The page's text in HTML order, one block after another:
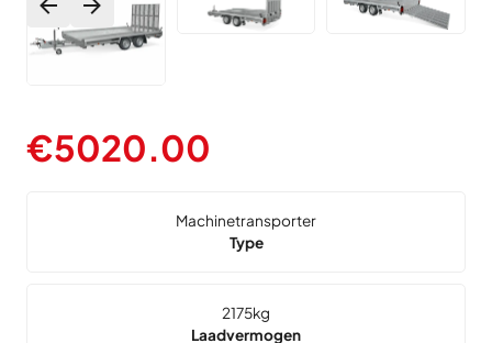
€5020.00
Machinetransporter
Type
2175kg
Laadvermogen